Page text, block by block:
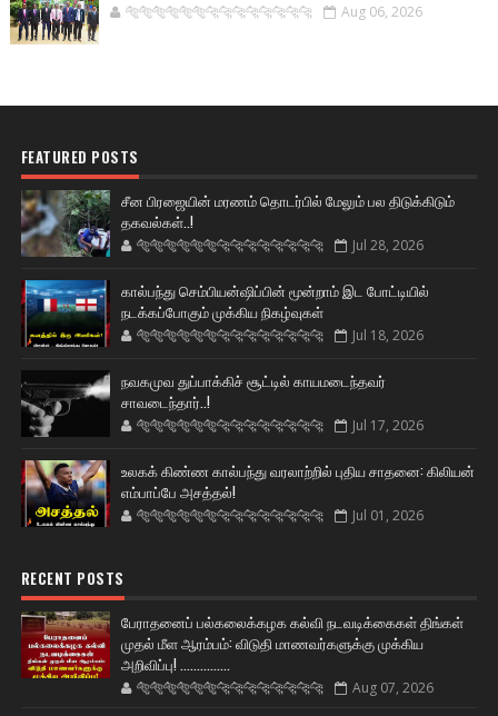
🐅🐅🐅🐅🐅🐅🐆🐆🐆🐆🐆🐆🐆🐆 Aug 06, 2026
FEATURED POSTS
சீன பிரஜையின் மரணம் தொடர்பில் மேலும் பல திடுக்கிடும்
தகவல்கள்..!
🐅🐅🐅🐅🐅🐅🐆🐆🐆🐆🐆🐆🐆🐆 Jul 28, 2026
கால்பந்து செம்பியன்ஷிப்பின் மூன்றாம் இட போட்டியில்
நடக்கப்போகும் முக்கிய நிகழ்வுகள்
🐅🐅🐅🐅🐅🐅🐆🐆🐆🐆🐆🐆🐆🐆 Jul 18, 2026
நவகமுவ துப்பாக்கிச் சூட்டில் காயமடைந்தவர்
சாவடைந்தார்..!
🐅🐅🐅🐅🐅🐅🐆🐆🐆🐆🐆🐆🐆🐆 Jul 17, 2026
உலகக் கிண்ண கால்பந்து வரலாற்றில் புதிய சாதனை: கிலியன்
எம்பாப்பே அசத்தல்!
🐅🐅🐅🐅🐅🐅🐆🐆🐆🐆🐆🐆🐆🐆 Jul 01, 2026
RECENT POSTS
பேராதனைப் பல்கலைக்கழக கல்வி நடவடிக்கைகள் திங்கள்
முதல் மீள ஆரம்பம்: விடுதி மாணவர்களுக்கு முக்கிய
அறிவிப்பு! ...............
🐅🐅🐅🐅🐅🐅🐆🐆🐆🐆🐆🐆🐆🐆 Aug 07, 2026